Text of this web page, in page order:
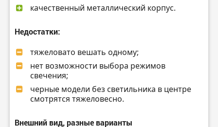
качественный металлический корпус.
Недостатки:
тяжеловато вешать одному;
нет возможности выбора режимов
свечения;
черные модели без светильника в центре
смотрятся тяжеловесно.
Внешний вид, разные варианты